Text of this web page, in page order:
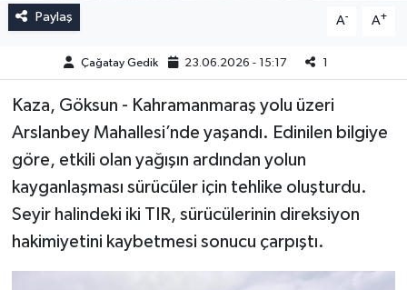
Paylaş A- A+
Çağatay Gedik 23.06.2026 - 15:17 1
Kaza, Göksun - Kahramanmaraş yolu üzeri
Arslanbey Mahallesi’nde yaşandı. Edinilen bilgiye
göre, etkili olan yağışın ardından yolun
kayganlaşması sürücüler için tehlike oluşturdu.
Seyir halindeki iki TIR, sürücülerinin direksiyon
hakimiyetini kaybetmesi sonucu çarpıştı.